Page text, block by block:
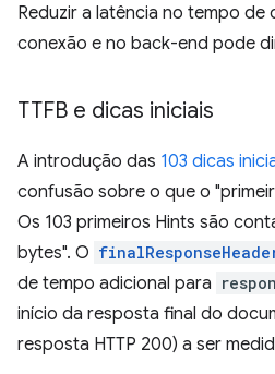
Reduzir a latência no tempo de
conexão e no back-end pode
TTFB e dicas iniciais
A introdução das 103 dicas
confusão sobre o que o
Os 103 primeiros Hints são
bytes". O
de tempo adicional para
início da resposta final do
resposta HTTP 200) a ser